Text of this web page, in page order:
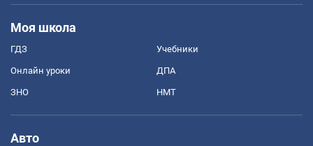
Моя школа
ГДЗ Учебники
Онлайн уроки ДПА
ЗНО НМТ
Авто